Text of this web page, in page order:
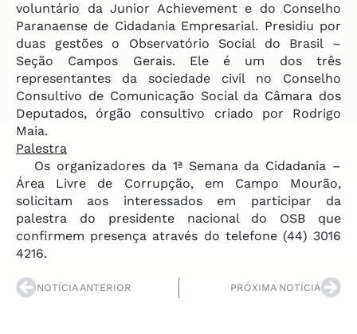
voluntário da Junior Achievement e do Conselho
Paranaense de Cidadania Empresarial. Presidiu por
duas gestões o Observatório Social do Brasil –
Seção Campos Gerais. Ele é um dos três
representantes da sociedade civil no Conselho
Consultivo de Comunicação Social da Câmara dos
Deputados, órgão consultivo criado por Rodrigo
Maia.
Palestra
Os organizadores da 1ª Semana da Cidadania –
Área Livre de Corrupção, em Campo Mourão,
solicitam aos interessados em participar da
palestra do presidente nacional do OSB que
confirmem presença através do telefone (44) 3016
4216.
NOTÍCIA ANTERIOR PRÓXIMA NOTÍCIA